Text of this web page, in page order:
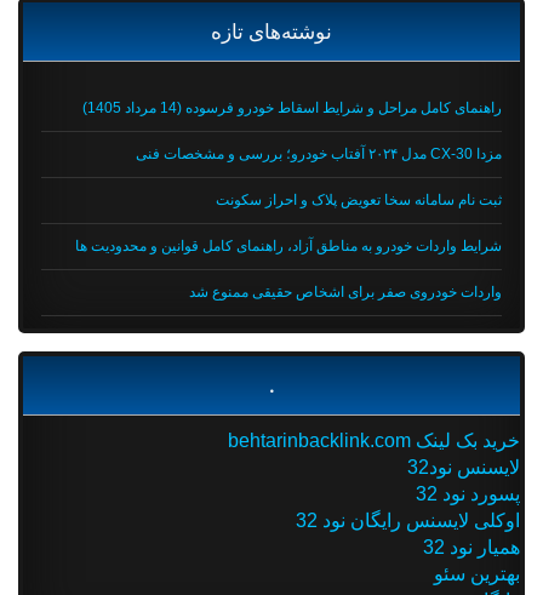
نوشته‌های تازه
راهنمای کامل مراحل و شرایط اسقاط خودرو فرسوده (14 مرداد 1405)
مزدا CX-30 مدل ۲۰۲۴ آفتاب خودرو؛ بررسی و مشخصات فنی
ثبت نام سامانه سخا تعویض پلاک و احراز سکونت
شرایط واردات خودرو به مناطق آزاد، راهنمای کامل قوانین و محدودیت ها
واردات خودروی صفر برای اشخاص حقیقی ممنوع شد
خرید بک لینک behtarinbacklink.com
لایسنس نود32
پسورد نود 32
اوکلی لایسنس رایگان نود 32
همیار نود 32
بهترین سئو